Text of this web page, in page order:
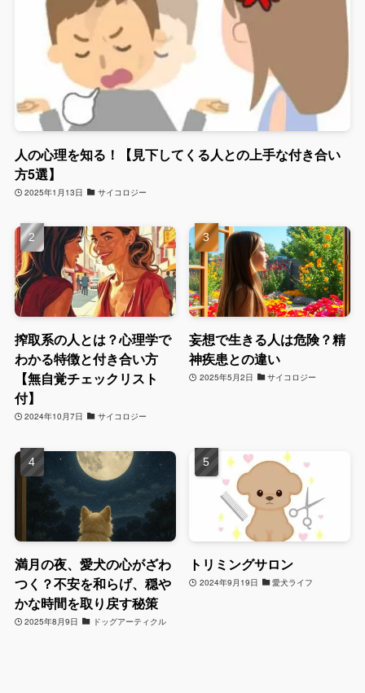
人の心理を知る！【見下してくる人との上手な付き合い
方5選】
2025年1月13日 サイコロジー
搾取系の人とは？心理学で
わかる特徴と付き合い方
【無自覚チェックリスト
付】
2024年10月7日 サイコロジー
妄想で生きる人は危険？精
神疾患との違い
2025年5月2日 サイコロジー
満月の夜、愛犬の心がざわ
つく？不安を和らげ、穏や
かな時間を取り戻す秘策
2025年8月9日 ドッグアーティクル
トリミングサロン
2024年9月19日 愛犬ライフ